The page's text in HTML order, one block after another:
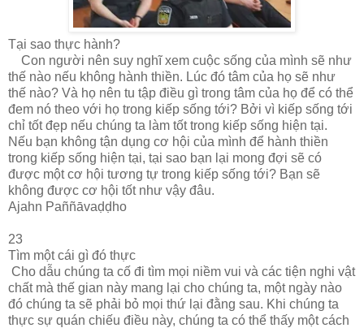
Tại sao thực hành?
Con người nên suy nghĩ xem cuộc sống của mình sẽ như
thế nào nếu không hành thiền. Lúc đó tâm của họ sẽ như
thế nào? Và họ nên tu tập điều gì trong tâm của họ để có thể
đem nó theo với họ trong kiếp sống tới? Bởi vì kiếp sống tới
chỉ tốt đẹp nếu chúng ta làm tốt trong kiếp sống hiện tại.
Nếu bạn không tận dụng cơ hội của mình để hành thiền
trong kiếp sống hiện tại, tại sao bạn lại mong đợi sẽ có
được một cơ hội tương tự trong kiếp sống tới? Bạn sẽ
không được cơ hội tốt như vậy đâu.
Ajahn Paññāvaḍḍho
23
Tìm một cái gì đó thực
Cho dẫu chúng ta cố đi tìm mọi niềm vui và các tiện nghi vật
chất mà thế gian này mang lại cho chúng ta, một ngày nào
đó chúng ta sẽ phải bỏ mọi thứ lại đằng sau. Khi chúng ta
thực sự quán chiếu điều này, chúng ta có thể thấy một cách